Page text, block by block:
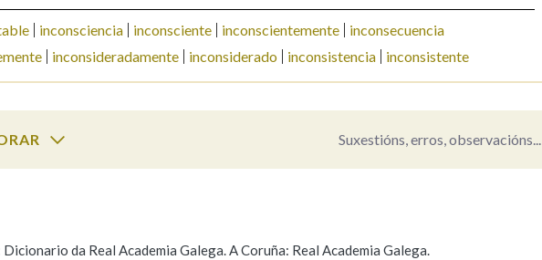
inconsciencia inconsciente inconscientemente
inconsecuencia
inconsideradamente inconsiderado inconsistencia inconsistente
Suxestións, erros, observacións...
da Real Academia Galega. A Coruña: Real Academia Galega.